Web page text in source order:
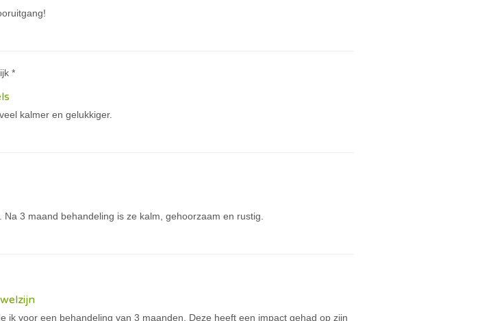
*
kalmer en gelukkiger.
3 maand behandeling is ze kalm, gehoorzaam en rustig.
ik voor een behandeling van 3 maanden. Deze heeft een impact gehad op zijn